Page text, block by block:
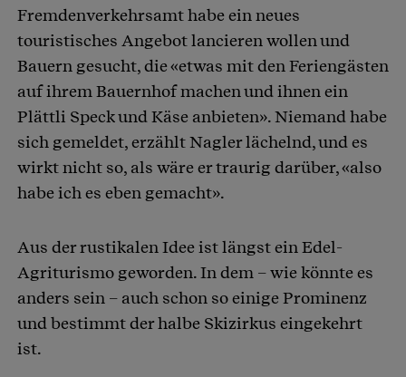
Fremdenverkehrsamt habe ein neues
touristisches Angebot lancieren wollen und
Bauern gesucht, die «etwas mit den Feriengästen
auf ihrem Bauernhof machen und ihnen ein
Plättli Speck und Käse anbieten». Niemand habe
sich gemeldet, erzählt Nagler lächelnd, und es
wirkt nicht so, als wäre er traurig darüber, «also
habe ich es eben gemacht».
Aus der rustikalen Idee ist längst ein Edel-
Agriturismo geworden. In dem – wie könnte es
anders sein – auch schon so einige Prominenz
und bestimmt der halbe Skizirkus eingekehrt
ist.